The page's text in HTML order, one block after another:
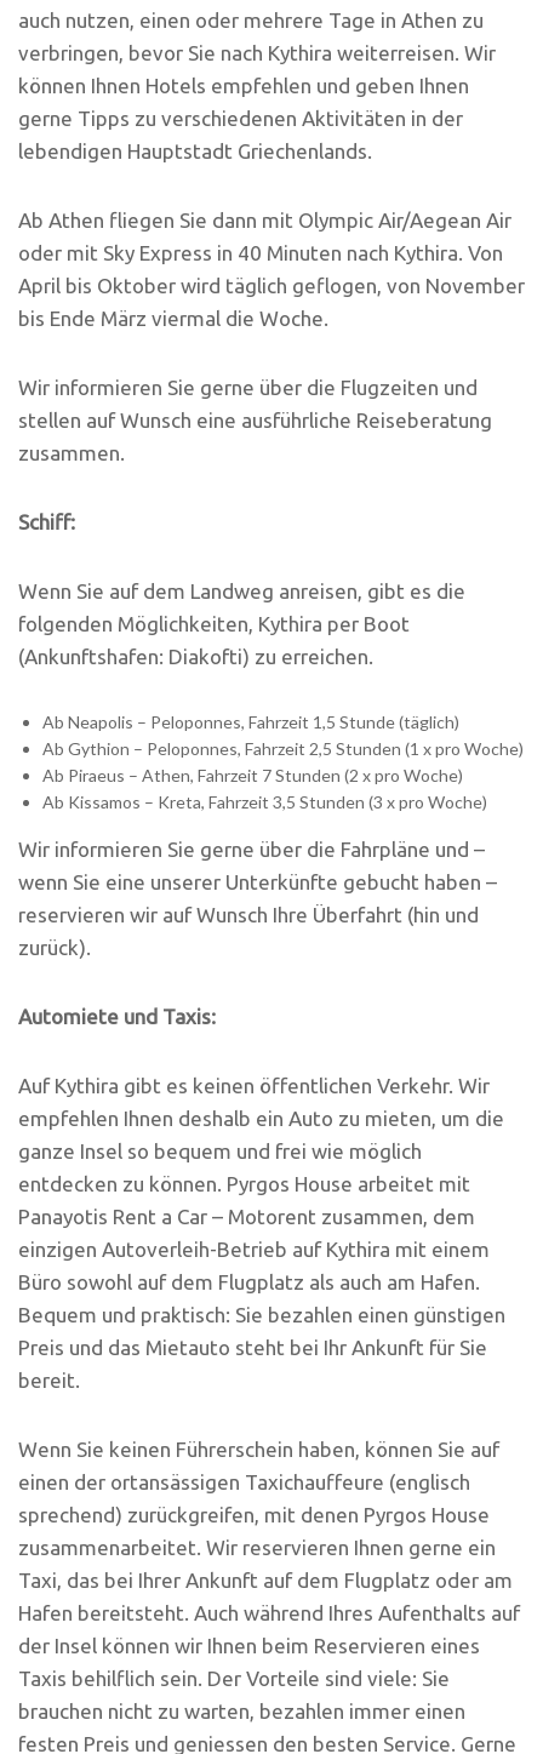
auch nutzen, einen oder mehrere Tage in Athen zu
verbringen, bevor Sie nach Kythira weiterreisen. Wir
können Ihnen Hotels empfehlen und geben Ihnen
gerne Tipps zu verschiedenen Aktivitäten in der
lebendigen Hauptstadt Griechenlands.
Ab Athen fliegen Sie dann mit Olympic Air/Aegean Air
oder mit Sky Express in 40 Minuten nach Kythira. Von
April bis Oktober wird täglich geflogen, von November
bis Ende März viermal die Woche.
Wir informieren Sie gerne über die Flugzeiten und
stellen auf Wunsch eine ausführliche Reiseberatung
zusammen.
Schiff:
Wenn Sie auf dem Landweg anreisen, gibt es die
folgenden Möglichkeiten, Kythira per Boot
(Ankunftshafen: Diakofti) zu erreichen.
Ab Neapolis – Peloponnes, Fahrzeit 1,5 Stunde (täglich)
Ab Gythion – Peloponnes, Fahrzeit 2,5 Stunden (1 x pro Woche)
Ab Piraeus – Athen, Fahrzeit 7 Stunden (2 x pro Woche)
Ab Kissamos – Kreta, Fahrzeit 3,5 Stunden (3 x pro Woche)
Wir informieren Sie gerne über die Fahrpläne und –
wenn Sie eine unserer Unterkünfte gebucht haben –
reservieren wir auf Wunsch Ihre Überfahrt (hin und
zurück).
Automiete und Taxis:
Auf Kythira gibt es keinen öffentlichen Verkehr. Wir
empfehlen Ihnen deshalb ein Auto zu mieten, um die
ganze Insel so bequem und frei wie möglich
entdecken zu können. Pyrgos House arbeitet mit
Panayotis Rent a Car – Motorent zusammen, dem
einzigen Autoverleih-Betrieb auf Kythira mit einem
Büro sowohl auf dem Flugplatz als auch am Hafen.
Bequem und praktisch: Sie bezahlen einen günstigen
Preis und das Mietauto steht bei Ihr Ankunft für Sie
bereit.
Wenn Sie keinen Führerschein haben, können Sie auf
einen der ortansässigen Taxichauffeure (englisch
sprechend) zurückgreifen, mit denen Pyrgos House
zusammenarbeitet. Wir reservieren Ihnen gerne ein
Taxi, das bei Ihrer Ankunft auf dem Flugplatz oder am
Hafen bereitsteht. Auch während Ihres Aufenthalts auf
der Insel können wir Ihnen beim Reservieren eines
Taxis behilflich sein. Der Vorteile sind viele: Sie
brauchen nicht zu warten, bezahlen immer einen
festen Preis und geniessen den besten Service. Gerne